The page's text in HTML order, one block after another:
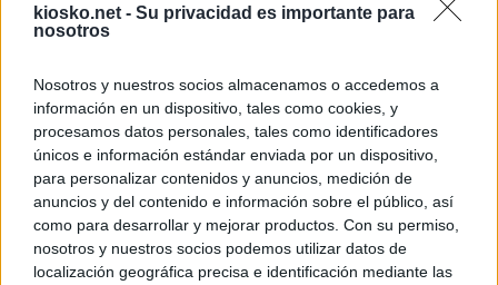
kiosko.net - Su privacidad es importante para
nosotros
Nosotros y nuestros socios almacenamos o accedemos a
información en un dispositivo, tales como cookies, y
procesamos datos personales, tales como identificadores
únicos e información estándar enviada por un dispositivo,
para personalizar contenidos y anuncios, medición de
anuncios y del contenido e información sobre el público, así
como para desarrollar y mejorar productos. Con su permiso,
nosotros y nuestros socios podemos utilizar datos de
localización geográfica precisa e identificación mediante las